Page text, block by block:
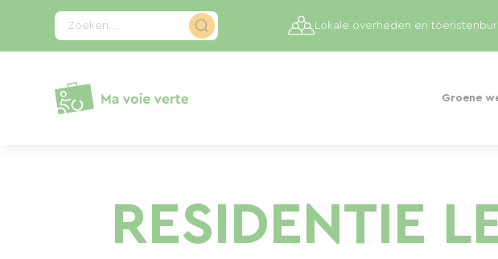
Zoeken...
Groene
Lokale overheden en
RESIDENTIE
Cookies beheer paneel